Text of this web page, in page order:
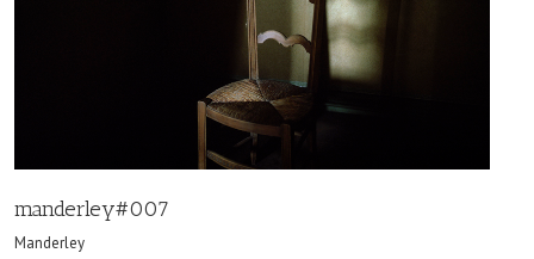
manderley#007
Manderley